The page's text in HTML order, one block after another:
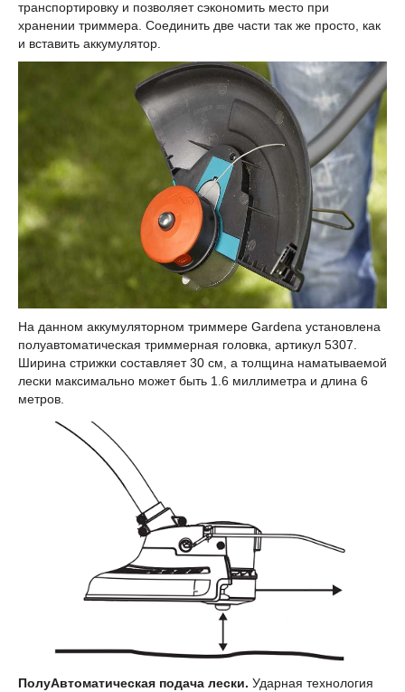
транспортировку и позволяет сэкономить место при
хранении триммера. Соединить две части так же просто, как
и вставить аккумулятор.
На данном аккумуляторном триммере Gardena установлена
полуавтоматическая триммерная головка, артикул 5307.
Ширина стрижки составляет 30 см, а толщина наматываемой
лески максимально может быть 1.6 миллиметра и длина 6
метров.
ПолуАвтоматическая подача лески. Ударная технология